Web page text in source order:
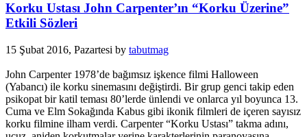
Korku Ustası John Carpenter’ın “Korku Üzerine”
Etkili Sözleri
15 Şubat 2016, Pazartesi by tabutmag
John Carpenter 1978’de bağımsız işkence filmi Halloween
(Yabancı) ile korku sinemasını değiştirdi. Bir grup genci takip eden
psikopat bir katil teması 80’lerde ünlendi ve onlarca yıl boyunca 13.
Cuma ve Elm Sokağında Kabus gibi ikonik filmleri de içeren sayısız
korku filmine ilham verdi. Carpenter “Korku Ustası” takma adını,